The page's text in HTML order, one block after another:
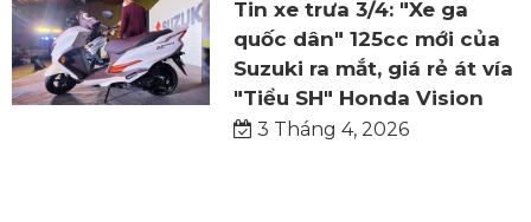
Tin xe trưa 3/4: "Xe ga
quốc dân" 125cc mới của
Suzuki ra mắt, giá rẻ át vía
"Tiểu SH" Honda Vision
3 Tháng 4, 2026